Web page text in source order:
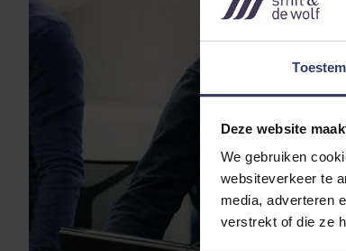
Deze website
We gebruiken
websiteverkeer te
media, adverteren
verstrekt of die ze